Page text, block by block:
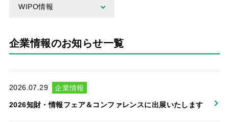
WIPO情報
企業情報のお知らせ一覧
2026.07.29 企業情報
2026知財・情報フェア＆コンファレンスに出展いたします